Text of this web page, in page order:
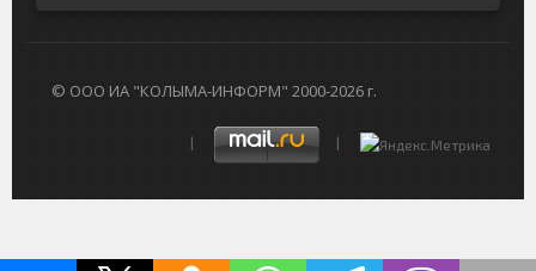
© ООО ИА "КОЛЫМА-ИНФОРМ" 2000-2026 г.